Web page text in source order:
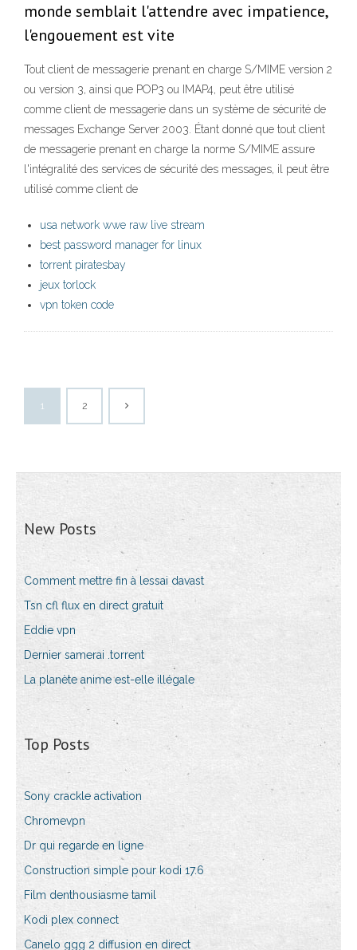
monde semblait l'attendre avec impatience,
l'engouement est vite
Tout client de messagerie prenant en charge S/MIME version 2
ou version 3, ainsi que POP3 ou IMAP4, peut être utilisé
comme client de messagerie dans un système de sécurité de
messages Exchange Server 2003. Étant donné que tout client
de messagerie prenant en charge la norme S/MIME assure
l'intégralité des services de sécurité des messages, il peut être
utilisé comme client de
usa network wwe raw live stream
best password manager for linux
torrent piratesbay
jeux torlock
vpn token code
1 2
New Posts
Comment mettre fin à lessai davast
Tsn cfl flux en direct gratuit
Eddie vpn
Dernier samerai .torrent
La planète anime est-elle illégale
Top Posts
Sony crackle activation
Chromevpn
Dr qui regarde en ligne
Construction simple pour kodi 17.6
Film denthousiasme tamil
Kodi plex connect
Canelo ggg 2 diffusion en direct